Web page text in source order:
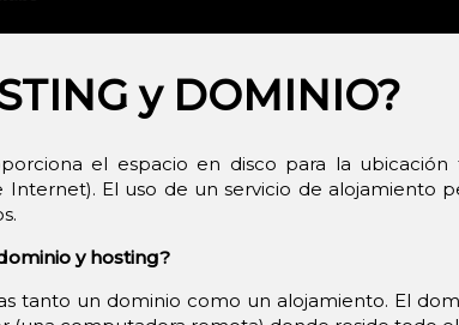
y DOMINIO?
el espacio en disco para la
El uso de un servicio de
y hosting?
tanto un dominio como un alojamiento. El